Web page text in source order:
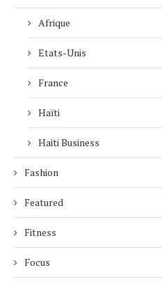
Afrique
Etats-Unis
France
Haïti
Haiti Business
Fashion
Featured
Fitness
Focus